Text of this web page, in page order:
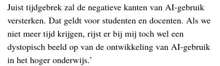
Juist tijdgebrek zal de negatieve kanten van AI-gebruik
versterken. Dat geldt voor studenten en docenten. Als we
niet meer tijd krijgen, rijst er bij mij toch wel een
dystopisch beeld op van de ontwikkeling van AI-gebruik
in het hoger onderwijs.’